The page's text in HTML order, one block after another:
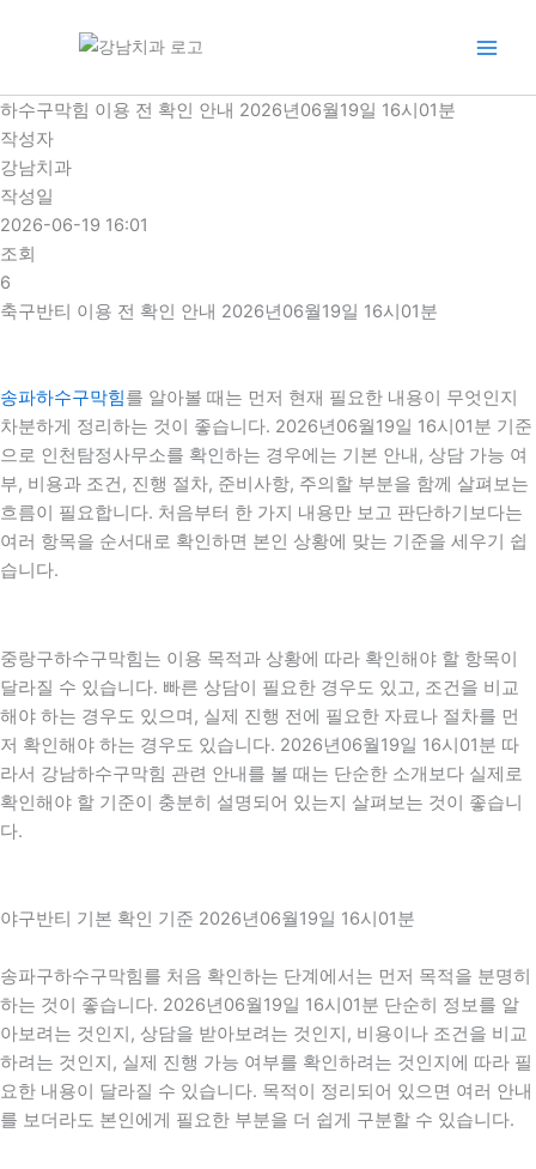
로
건
너
뛰
기
하수구막힘 이용 전 확인 안내 2026년06월19일 16시01분
작성자
강남치과
작성일
2026-06-19 16:01
조회
6
축구반티 이용 전 확인 안내 2026년06월19일 16시01분
송파하수구막힘를 알아볼 때는 먼저 현재 필요한 내용이 무엇인지
차분하게 정리하는 것이 좋습니다. 2026년06월19일 16시01분 기준
으로 인천탐정사무소를 확인하는 경우에는 기본 안내, 상담 가능 여
부, 비용과 조건, 진행 절차, 준비사항, 주의할 부분을 함께 살펴보는
흐름이 필요합니다. 처음부터 한 가지 내용만 보고 판단하기보다는
여러 항목을 순서대로 확인하면 본인 상황에 맞는 기준을 세우기 쉽
습니다.
중랑구하수구막힘는 이용 목적과 상황에 따라 확인해야 할 항목이
달라질 수 있습니다. 빠른 상담이 필요한 경우도 있고, 조건을 비교
해야 하는 경우도 있으며, 실제 진행 전에 필요한 자료나 절차를 먼
저 확인해야 하는 경우도 있습니다. 2026년06월19일 16시01분 따
라서 강남하수구막힘 관련 안내를 볼 때는 단순한 소개보다 실제로
확인해야 할 기준이 충분히 설명되어 있는지 살펴보는 것이 좋습니
다.
야구반티 기본 확인 기준 2026년06월19일 16시01분
송파구하수구막힘를 처음 확인하는 단계에서는 먼저 목적을 분명히
하는 것이 좋습니다. 2026년06월19일 16시01분 단순히 정보를 알
아보려는 것인지, 상담을 받아보려는 것인지, 비용이나 조건을 비교
하려는 것인지, 실제 진행 가능 여부를 확인하려는 것인지에 따라 필
요한 내용이 달라질 수 있습니다. 목적이 정리되어 있으면 여러 안내
를 보더라도 본인에게 필요한 부분을 더 쉽게 구분할 수 있습니다.